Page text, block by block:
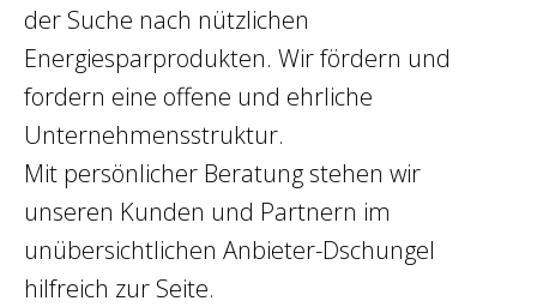
der Suche nach nützlichen
Energiesparprodukten. Wir fördern und
fordern eine offene und ehrliche
Unternehmensstruktur.
Mit persönlicher Beratung stehen wir
unseren Kunden und Partnern im
unübersichtlichen Anbieter-Dschungel
hilfreich zur Seite.